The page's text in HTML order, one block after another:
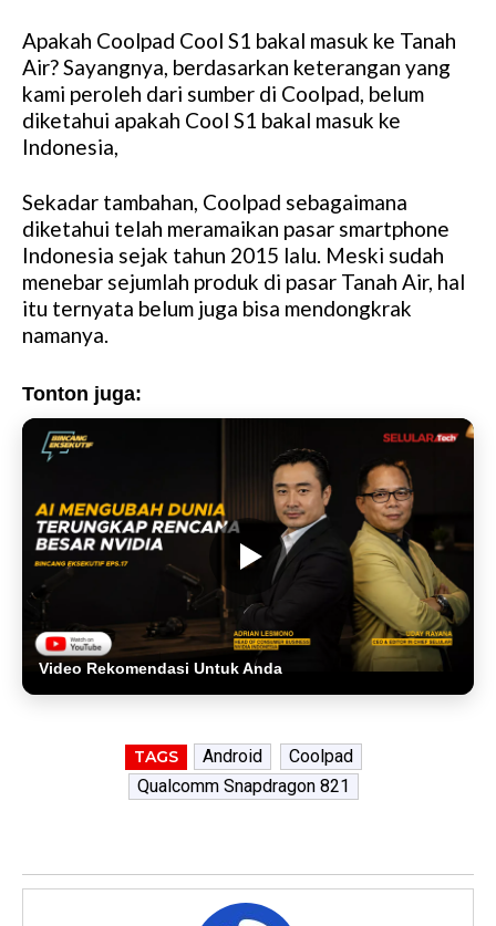
Apakah Coolpad Cool S1 bakal masuk ke Tanah
Air? Sayangnya, berdasarkan keterangan yang
kami peroleh dari sumber di Coolpad, belum
diketahui apakah Cool S1 bakal masuk ke
Indonesia,
Sekadar tambahan, Coolpad sebagaimana
diketahui telah meramaikan pasar smartphone
Indonesia sejak tahun 2015 lalu. Meski sudah
menebar sejumlah produk di pasar Tanah Air, hal
itu ternyata belum juga bisa mendongkrak
namanya.
Tonton juga:
Video Rekomendasi Untuk Anda
TAGS Android
Coolpad
Qualcomm Snapdragon 821